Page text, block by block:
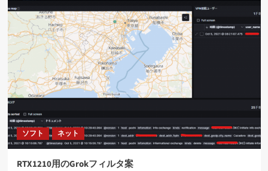
ソフト ネット
RTX1210用のGrokフィルタ案